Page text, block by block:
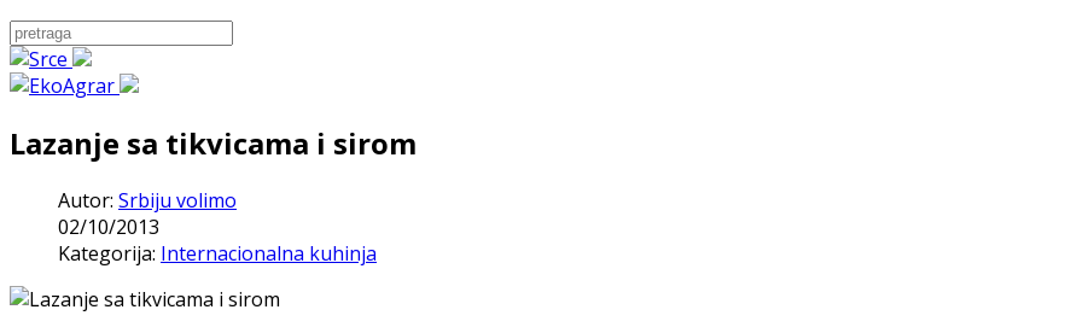
Lazanje sa tikvicama i sirom
Autor: Srbiju volimo
02/10/2013
Kategorija: Internacionalna kuhinja